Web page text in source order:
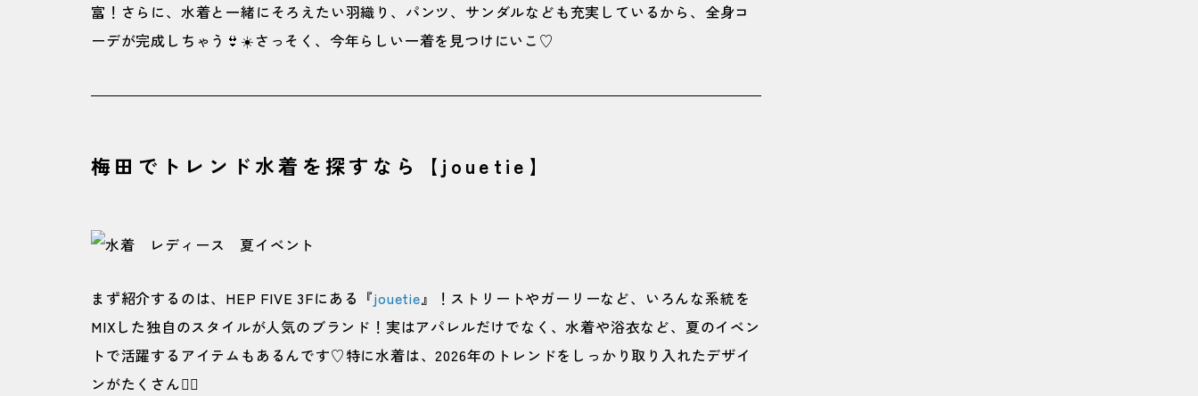
富！さらに、水着と一緒にそろえたい羽織り、パンツ、サンダルなども充実しているから、全身コ
ーデが完成しちゃう👙☀️さっそく、今年らしい一着を見つけにいこ♡
梅田でトレンド水着を探すなら【jouetie】
まず紹介するのは、HEP FIVE 3Fにある『jouetie』！ストリートやガーリーなど、いろんな系統を
MIXした独自のスタイルが人気のブランド！実はアパレルだけでなく、水着や浴衣など、夏のイベン
トで活躍するアイテムもあるんです♡特に水着は、2026年のトレンドをしっかり取り入れたデザイ
ンがたくさん🙆‍♀️